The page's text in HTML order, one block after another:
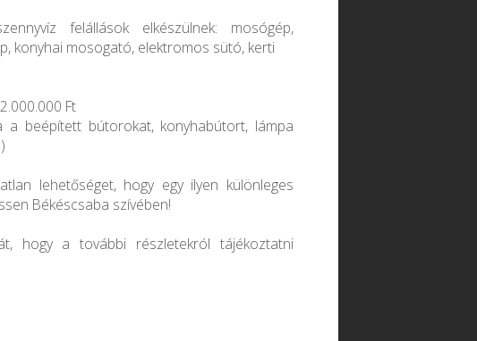
felállások elkészülnek: mosógép,
konyhai mosogató, elektromos sütó, kerti
Ft
a beépített bútorokat, konyhabútort, lámpa
lehetőséget, hogy egy ilyen különleges
Békéscsaba szívében!
hogy a további részletekról tájékoztatni